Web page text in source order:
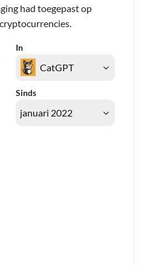
had toegepast op
In
Sinds